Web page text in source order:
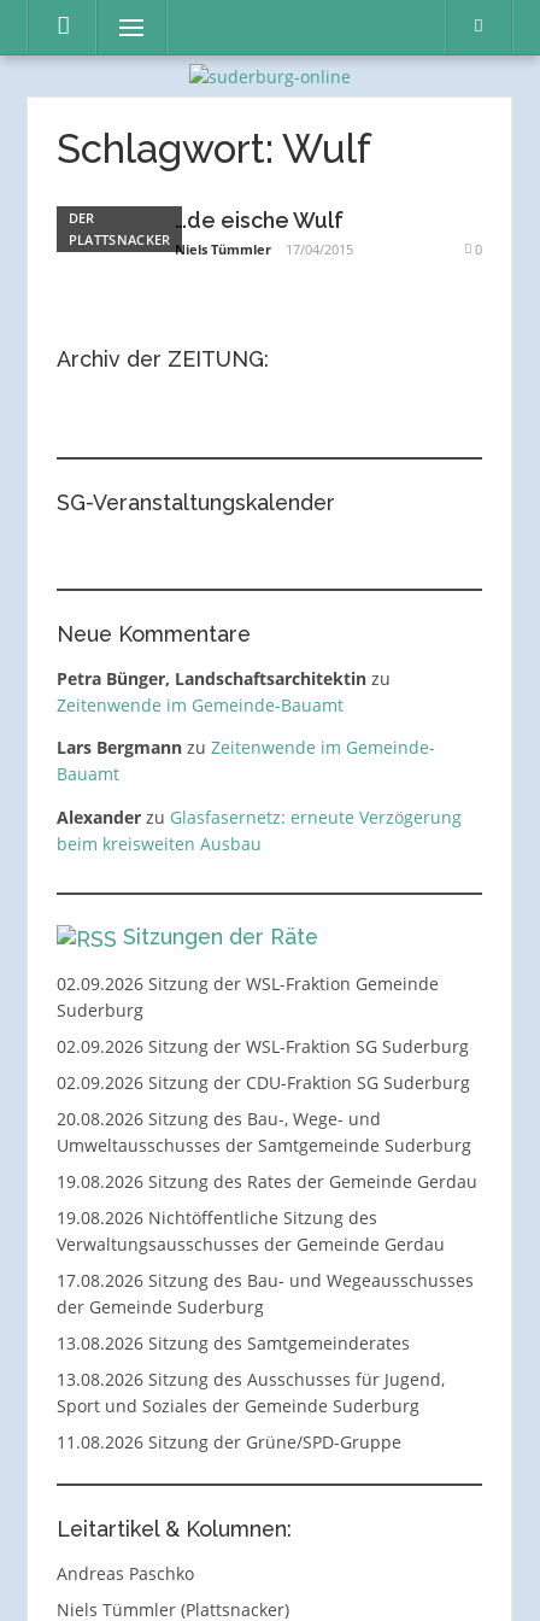
Inhalt
Menü
Schlagwort: Wulf
DER
PLATTSNACKER
…de eische Wulf
Niels Tümmler 17/04/2015 0
Archiv der ZEITUNG:
SG-Veranstaltungskalender
Neue Kommentare
Petra Bünger, Landschaftsarchitektinzu
Zeitenwende im Gemeinde-Bauamt
Lars Bergmannzu Zeitenwende im Gemeinde-
Bauamt
Alexanderzu Glasfasernetz: erneute Verzögerung
beim kreisweiten Ausbau
Sitzungen der Räte
02.09.2026 Sitzung der WSL-Fraktion Gemeinde
Suderburg
02.09.2026 Sitzung der WSL-Fraktion SG Suderburg
02.09.2026 Sitzung der CDU-Fraktion SG Suderburg
20.08.2026 Sitzung des Bau-, Wege- und
Umweltausschusses der Samtgemeinde Suderburg
19.08.2026 Sitzung des Rates der Gemeinde Gerdau
19.08.2026 Nichtöffentliche Sitzung des
Verwaltungsausschusses der Gemeinde Gerdau
17.08.2026 Sitzung des Bau- und Wegeausschusses
der Gemeinde Suderburg
13.08.2026 Sitzung des Samtgemeinderates
13.08.2026 Sitzung des Ausschusses für Jugend,
Sport und Soziales der Gemeinde Suderburg
11.08.2026 Sitzung der Grüne/SPD-Gruppe
Leitartikel & Kolumnen:
Andreas Paschko
Niels Tümmler (Plattsnacker)